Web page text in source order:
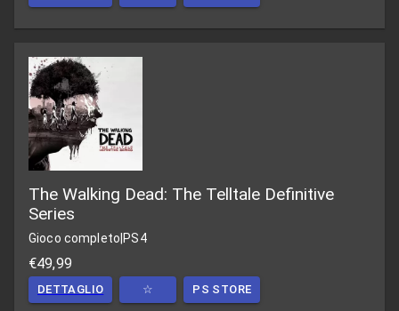
The Walking Dead: The Telltale Definitive
Series
Gioco completo PS4
€49,99
DETTAGLIO ☆ PS STORE